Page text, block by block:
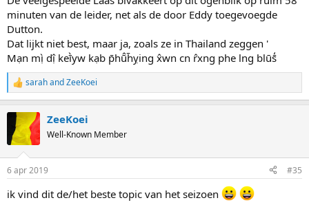
minuten van de leider, net als de door Eddy toegevoegde
Dutton.
Dat lijkt niet best, maar ja, zoals ze in Thailand zeggen '
Mạn mị̀ dị̂ keī̀yw kạb p̄hū̂h̄ỵing x̂wn cn r̂xng phe lng blūs̄̒
R
e
t
i
s
sarahandZeeKoei
ZeeKoei
Well-Known Member
6 apr 2019 #35
ik vind dit de/het beste topic van het seizoen